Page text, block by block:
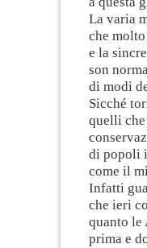
La varia
che
e la
son
di modi
Sicché
quelli
di popoli
come il
Infatti
che ieri
quanto le
prima e